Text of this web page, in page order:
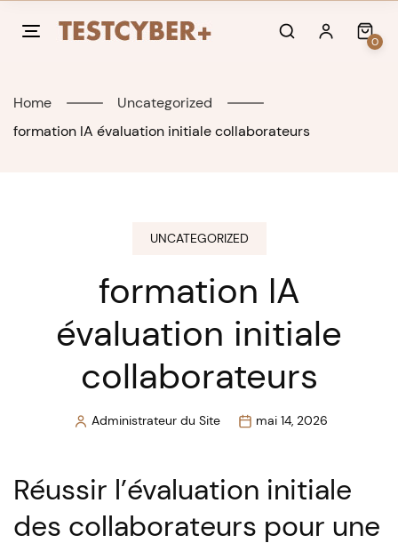
0
Home
Uncategorized
formation IA évaluation initiale collaborateurs
UNCATEGORIZED
formation IA
évaluation initiale
collaborateurs
PostedAdministrateur du Site mai 14, 2026
Réussir l’évaluation initiale
des collaborateurs pour une